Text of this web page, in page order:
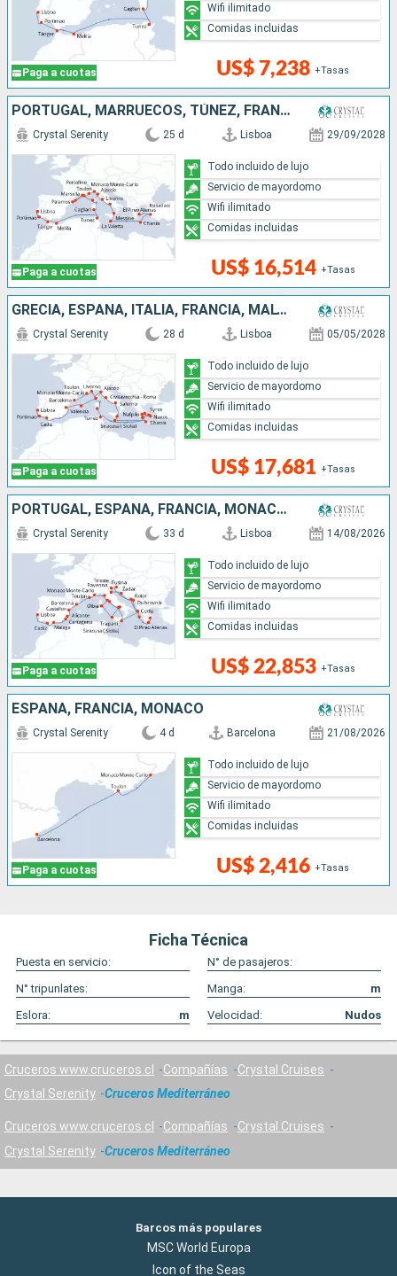
Paga a cuotas US$ 7,238 +Tasas
Wifi ilimitado
Comidas incluidas
PORTUGAL, MARRUECOS, TÚNEZ, FRANCIA, ESPAÑA, MONACO, ITALIA, MALTA, TURQUÍA, GRECIA
Paga a cuotas
Crystal Serenity 25 d Lisboa 29/09/2028
US$ 16,514 +Tasas
Todo incluido de lujo
Servicio de mayordomo
Wifi ilimitado
Comidas incluidas
GRECIA, ESPAÑA, ITALIA, FRANCIA, MALTA, PORTUGAL, MONACO, TÚNEZ
Paga a cuotas
Crystal Serenity 28 d Lisboa 05/05/2028
US$ 17,681 +Tasas
Todo incluido de lujo
Servicio de mayordomo
Wifi ilimitado
Comidas incluidas
PORTUGAL, ESPAÑA, FRANCIA, MONACO, MONTENEGRO, ITALIA, CROACIA, GRECIA
Paga a cuotas
Crystal Serenity 33 d Lisboa 14/08/2026
US$ 22,853 +Tasas
Todo incluido de lujo
Servicio de mayordomo
Wifi ilimitado
Comidas incluidas
ESPAÑA, FRANCIA, MONACO
Paga a cuotas
Crystal Serenity 4 d Barcelona 21/08/2026
US$ 2,416 +Tasas
Todo incluido de lujo
Servicio de mayordomo
Wifi ilimitado
Comidas incluidas
Ficha Técnica
Puesta en servicio:
N° de pasajeros:
N° tripunlates:
Manga:
m
Eslora:
m Velocidad: Nudos
Cruceros www.cruceros.cl Compañías
Crystal Cruises
Crystal Serenity
Cruceros Mediterráneo
Cruceros www.cruceros.cl Compañías
Crystal Cruises
Crystal Serenity
Cruceros Mediterráneo
Barcos más populares
MSC World Europa
Icon of the Seas